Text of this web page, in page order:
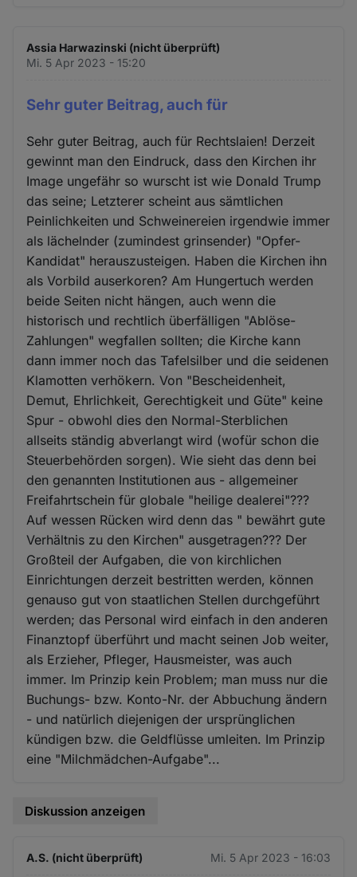
Assia Harwazinski (nicht überprüft)
Mi. 5 Apr 2023 - 15:20
Sehr guter Beitrag, auch für
Sehr guter Beitrag, auch für Rechtslaien! Derzeit
gewinnt man den Eindruck, dass den Kirchen ihr
Image ungefähr so wurscht ist wie Donald Trump
das seine; Letzterer scheint aus sämtlichen
Peinlichkeiten und Schweinereien irgendwie immer
als lächelnder (zumindest grinsender) "Opfer-
Kandidat" herauszusteigen. Haben die Kirchen ihn
als Vorbild auserkoren? Am Hungertuch werden
beide Seiten nicht hängen, auch wenn die
historisch und rechtlich überfälligen "Ablöse-
Zahlungen" wegfallen sollten; die Kirche kann
dann immer noch das Tafelsilber und die seidenen
Klamotten verhökern. Von "Bescheidenheit,
Demut, Ehrlichkeit, Gerechtigkeit und Güte" keine
Spur - obwohl dies den Normal-Sterblichen
allseits ständig abverlangt wird (wofür schon die
Steuerbehörden sorgen). Wie sieht das denn bei
den genannten Institutionen aus - allgemeiner
Freifahrtschein für globale "heilige dealerei"???
Auf wessen Rücken wird denn das " bewährt gute
Verhältnis zu den Kirchen" ausgetragen??? Der
Großteil der Aufgaben, die von kirchlichen
Einrichtungen derzeit bestritten werden, können
genauso gut von staatlichen Stellen durchgeführt
werden; das Personal wird einfach in den anderen
Finanztopf überführt und macht seinen Job weiter,
als Erzieher, Pfleger, Hausmeister, was auch
immer. Im Prinzip kein Problem; man muss nur die
Buchungs- bzw. Konto-Nr. der Abbuchung ändern
- und natürlich diejenigen der ursprünglichen
kündigen bzw. die Geldflüsse umleiten. Im Prinzip
eine "Milchmädchen-Aufgabe"...
Diskussion anzeigen
A.S. (nicht überprüft) Mi. 5 Apr 2023 - 16:03